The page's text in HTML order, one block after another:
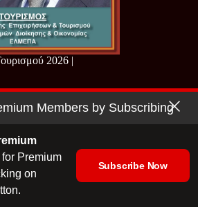
2026 |
Members by Subscribing
Premium
on
Subscribe Now